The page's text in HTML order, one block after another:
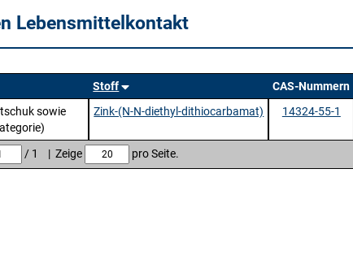
Lebensmittelkontakt
Stoff CAS-Nummern
sowie
Zink-(N-N-diethyl-dithiocarbamat) 14324-55-1
/ 1 | Zeige pro Seite.